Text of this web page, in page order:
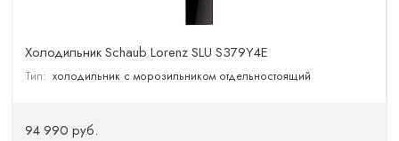
Холодильник Schaub Lorenz SLU S379Y4E
Тип: холодильник с морозильником отдельностоящий
94 990 руб.